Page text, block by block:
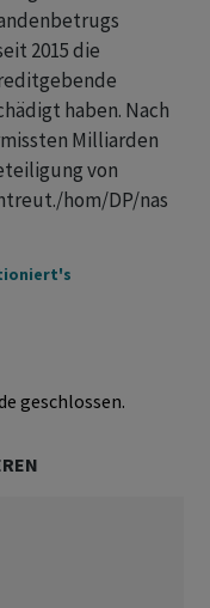
2015 die
haben. Nach
Milliarden
von
hom/DP/nas
geschlossen.